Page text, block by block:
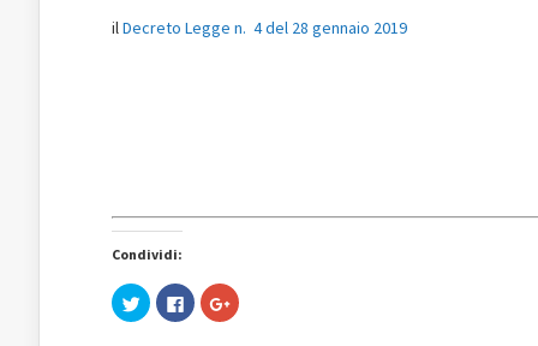
ilDecreto Legge n. 4 del 28 gennaio 2019
Condividi:
Fai
clic
Fai
clic
Fai
clic